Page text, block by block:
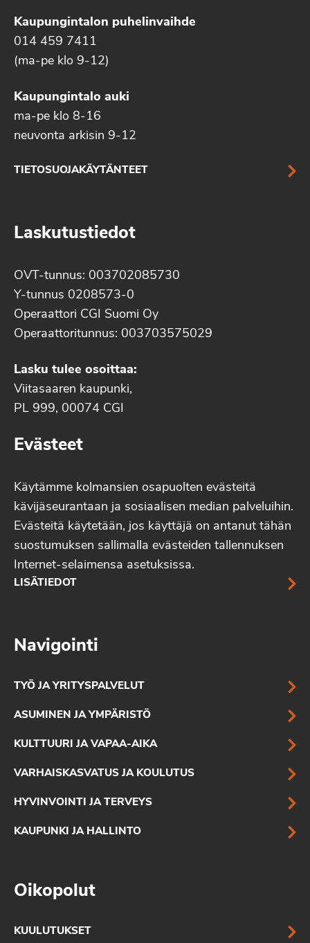
Kaupungintalon puhelinvaihde
014 459 7411
(ma-pe klo 9-12)
Kaupungintalo auki
ma-pe klo 8-16
neuvonta arkisin 9-12
TIETOSUOJAKÄYTÄNTEET
Laskutustiedot
OVT-tunnus: 003702085730
Y-tunnus 0208573-0
Operaattori CGI Suomi Oy
Operaattoritunnus: 003703575029
Lasku tulee osoittaa:
Viitasaaren kaupunki,
PL 999, 00074 CGI
Evästeet
Käytämme kolmansien osapuolten evästeitä
kävijäseurantaan ja sosiaalisen median palveluihin.
Evästeitä käytetään, jos käyttäjä on antanut tähän
suostumuksen sallimalla evästeiden tallennuksen
Internet-selaimensa asetuksissa.
LISÄTIEDOT
Navigointi
TYÖ JA YRITYSPALVELUT
ASUMINEN JA YMPÄRISTÖ
KULTTUURI JA VAPAA-AIKA
VARHAISKASVATUS JA KOULUTUS
HYVINVOINTI JA TERVEYS
KAUPUNKI JA HALLINTO
Oikopolut
KUULUTUKSET